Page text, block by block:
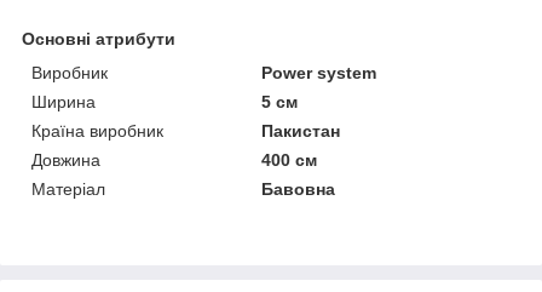
Основні атрибути
Виробник
Power system
Ширина
5 см
Країна виробник
Пакистан
Довжина
400 см
Матеріал
Бавовна